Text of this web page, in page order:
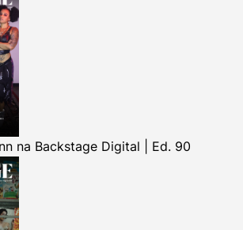
na Backstage Digital | Ed. 90